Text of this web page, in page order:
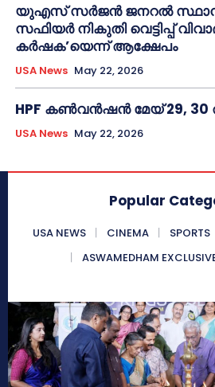
യുഎസ് സർജൻ ജനറൽ
സഫിയർ നികുതി വെട്ടിപ്പ്
കർഷക’യെന്ന് ആക്ഷേപം
USA News May 22, 2026
HPF കൺവൻഷൻ മേയ് 29, 30
USA News May 22, 2026
Popular
USA NEWS CINEMA SPORTS
ASWAMEDHAM